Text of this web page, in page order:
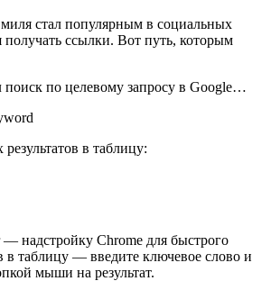
стал популярным в социальных
получать ссылки. Вот путь, которым
поиск по целевому запросу в Google…
в таблицу:
— надстройку Chrome для быстрого
в таблицу — введите ключевое слово и
мыши на результат.